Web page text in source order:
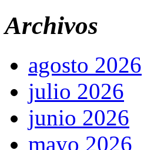
Archivos
agosto 2026
julio 2026
junio 2026
mayo 2026